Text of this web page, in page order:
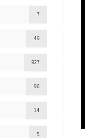
7
49
927
96
14
5